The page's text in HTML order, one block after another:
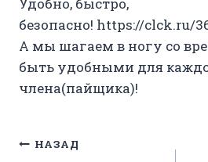
Удобно, быстро,
безопасно! https://clck.ru/
А мы шагаем в ногу со
быть удобными для
члена(пайщика)!
Навигация
НАЗАД